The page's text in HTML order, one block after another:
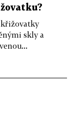
křižovatky
skly a